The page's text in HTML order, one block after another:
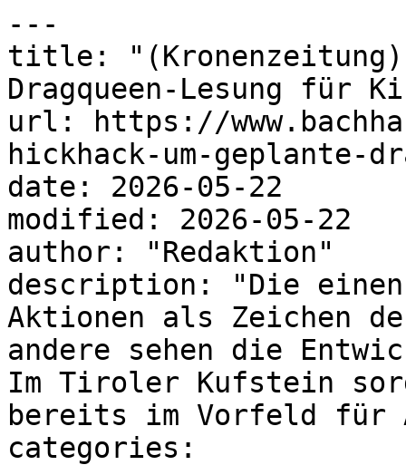
---
title: "(Kronenzeitung)
Dragqueen-Lesung für
url: https://
hickhack-um-geplante-
date: 2026-05-22
modified: 2026-05-22
author: "Redaktion"
description: "Die
Aktionen als Zeichen
andere sehen die
Im Tiroler Kufstein
bereits im Vorfeld für
categories: